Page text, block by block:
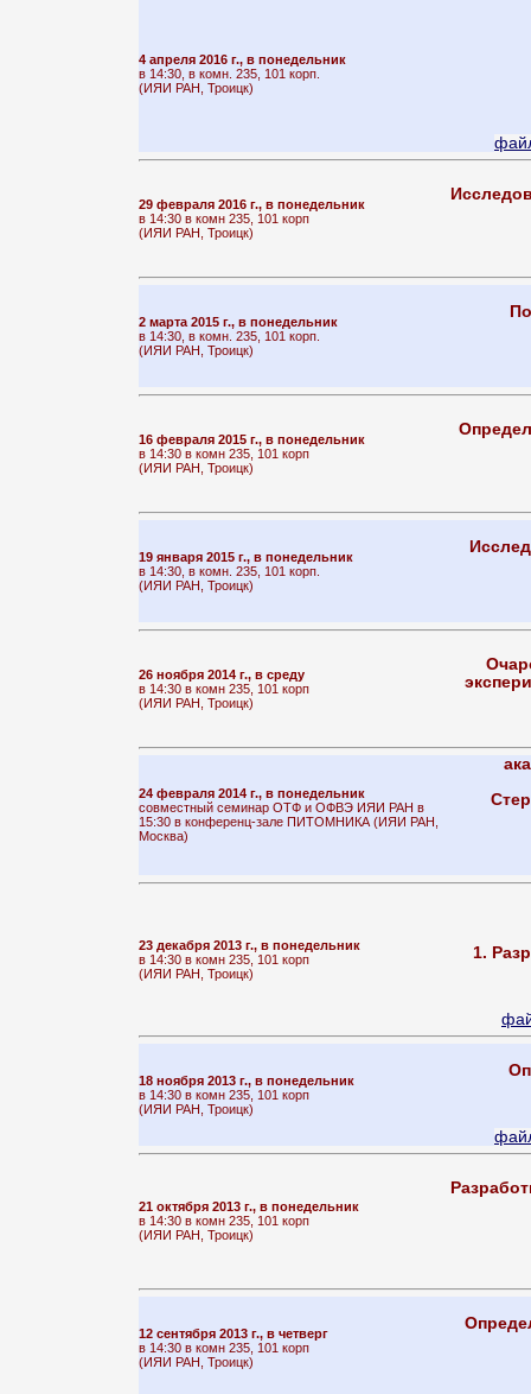
4 апреля 2016 г., в понедельник
в 14:30, в комн. 235, 101 корп.
(ИЯИ РАН, Троицк)
29 февраля 2016 г., в понедельник
в 14:30 в комн 235, 101 корп
(ИЯИ РАН, Троицк)
2 марта 2015 г., в понедельник
в 14:30, в комн. 235, 101 корп.
(ИЯИ РАН, Троицк)
16 февраля 2015 г., в понедельник
в 14:30 в комн 235, 101 корп
(ИЯИ РАН, Троицк)
19 января 2015 г., в понедельник
в 14:30, в комн. 235, 101 корп.
(ИЯИ РАН, Троицк)
26 ноября 2014 г., в среду
в 14:30 в комн 235, 101 корп
(ИЯИ РАН, Троицк)
24 февраля 2014 г., в понедельник
совместный семинар ОТФ и ОФВЭ ИЯИ РАН в
15:30 в конференц-зале ПИТОМНИКА (ИЯИ РАН,
Москва)
23 декабря 2013 г., в понедельник
в 14:30 в комн 235, 101 корп
(ИЯИ РАН, Троицк)
1.
18 ноября 2013 г., в понедельник
в 14:30 в комн 235, 101 корп
(ИЯИ РАН, Троицк)
21 октября 2013 г., в понедельник
в 14:30 в комн 235, 101 корп
(ИЯИ РАН, Троицк)
12 сентября 2013 г., в четверг
в 14:30 в комн 235, 101 корп
(ИЯИ РАН, Троицк)